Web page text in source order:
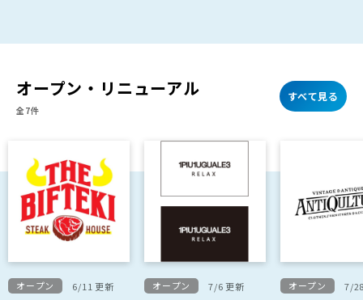
オープン・リニューアル
全7件
すべて見る
オープン 6/11 更新 オープン 7/6 更新 オープン 7/